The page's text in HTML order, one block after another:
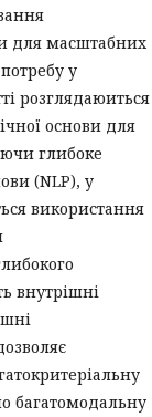
для масштабних
у
розглядаюиться
основи для
глибоке
(NLP), у
використання
внутрішні
багатомодальну